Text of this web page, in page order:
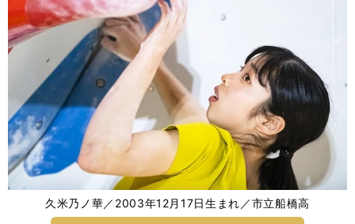
久米乃ノ華／2003年12月17日生まれ／市立船橋高